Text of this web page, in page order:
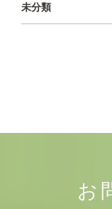
未分類
お